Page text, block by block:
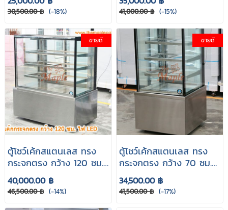
30,500.00 ฿ (-18%) 41,000.00 ฿ (-15%)
ขายดี
ตู้โชว์เค้กสแตนเลส ทรง
กระจกตรง กว้าง 120 ซม.
รุ่น CS-1200S
40,000.00 ฿
46,500.00 ฿ (-14%)
ขายดี
ตู้โชว์เค้กสแตนเลส ทรง
กระจกตรง กว้าง 70 ซม.
รุ่น CS-0700S
34,500.00 ฿
41,500.00 ฿ (-17%)